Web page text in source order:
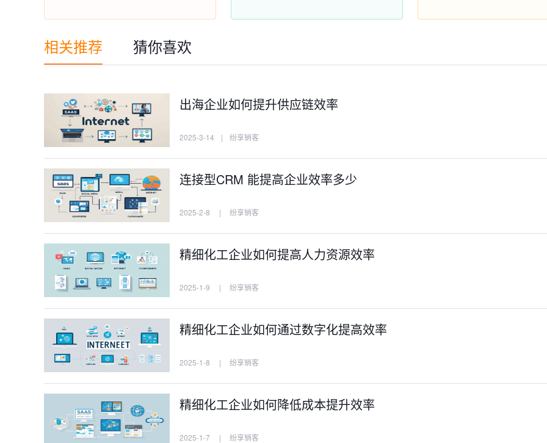
相关推荐 猜你喜欢
出海企业如何提升供应链效率
2025-3-14 | 纷享销客
连接型CRM 能提高企业效率多少
2025-2-8 | 纷享销客
精细化工企业如何提高人力资源效率
2025-1-9 | 纷享销客
精细化工企业如何通过数字化提高效率
2025-1-8 | 纷享销客
精细化工企业如何降低成本提升效率
2025-1-7 | 纷享销客